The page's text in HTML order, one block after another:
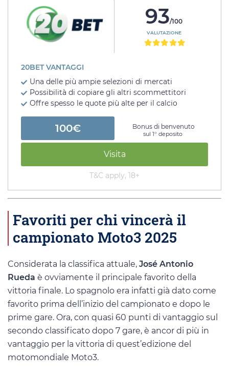
93/100
VALUTAZIONE
20BET VANTAGGI
Una delle più ampie selezioni di mercati
Possibilità di copiare gli altri scommettitori
Offre spesso le quote più alte per il calcio
100€ Bonus di benvenuto
sul 1° deposito
Visita
T&C apply, 18+
Favoriti per chi vincerà il
campionato Moto3 2025
Considerata la classifica attuale, José Antonio
Rueda è ovviamente il principale favorito della
vittoria finale. Lo spagnolo era infatti già dato come
favorito prima dell’inizio del campionato e dopo le
prime gare. Ora, con quasi 60 punti di vantaggio sul
secondo classificato dopo 7 gare, è ancor di più in
vantaggio per la vittoria di quest’edizione del
motomondiale Moto3.